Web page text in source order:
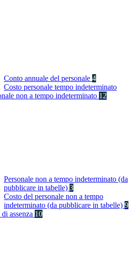
Conto annuale del personale 4
Costo personale tempo indeterminato
non a tempo indeterminato 12
Personale non a tempo indeterminato (da
pubblicare in tabelle) 3
Costo del personale non a tempo
indeterminato (da pubblicare in tabelle) 9
di assenza 10